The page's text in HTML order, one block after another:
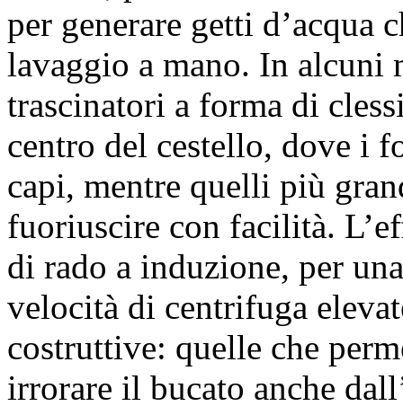
per generare getti
lavaggio a mano. In alcuni
trascinatori a forma di
centro del cestello, dove i
capi, mentre quelli più
fuoriuscire con facilità.
di rado a induzione, per
velocità di centrifuga
costruttive: quelle che
irrorare il bucato anche